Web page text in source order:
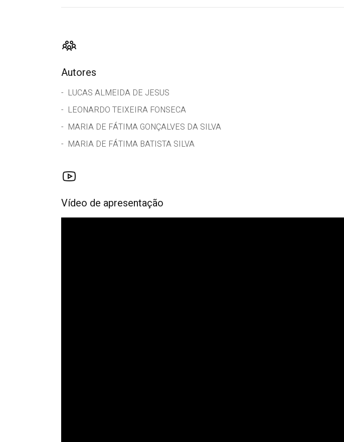
Autores
LUCAS ALMEIDA DE JESUS
LEONARDO TEIXEIRA FONSECA
MARIA DE FÁTIMA GONÇALVES DA SILVA
MARIA DE FÁTIMA BATISTA SILVA
Vídeo de apresentação